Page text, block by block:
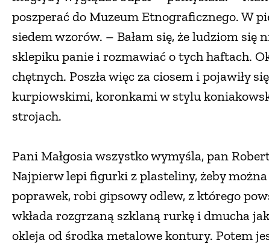
poszperać do Muzeum Etnograficznego. W
siedem wzorów. – Bałam się, że ludziom się
sklepiku panie i rozmawiać o tych haftach.
chętnych. Poszła więc za ciosem i pojawiły
kurpiowskimi, koronkami w stylu
strojach.
Pani Małgosia wszystko wymyśla, pan
Najpierw lepi figurki z plasteliny, żeby
poprawek, robi gipsowy odlew, z którego
wkłada rozgrzaną szklaną rurkę i dmucha
okleja od środka metalowe kontury. Potem